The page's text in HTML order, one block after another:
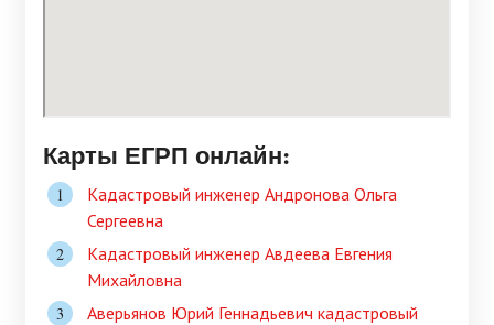
Карты ЕГРП онлайн:
Кадастровый инженер Андронова Ольга
Сергеевна
Кадастровый инженер Авдеева Евгения
Михайловна
Аверьянов Юрий Геннадьевич кадастровый